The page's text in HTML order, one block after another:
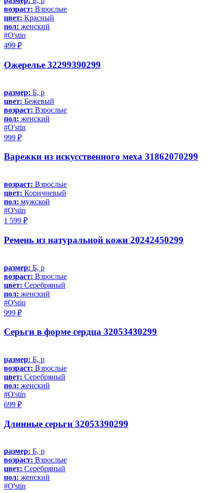
возраст: Взрослые
цвет: Красный
пол: женский
#O'stin
499 ₽
Ожерелье 32299390299
размер: Б, р
цвет: Бежевый
возраст: Взрослые
пол: женский
#O'stin
999 ₽
Варежки из искусственного меха 31862070299
возраст: Взрослые
цвет: Коричневый
пол: мужской
#O'stin
1 599 ₽
Ремень из натуральной кожи 20242450299
размер: Б, р
возраст: Взрослые
цвет: Серебряный
пол: женский
#O'stin
999 ₽
Серьги в форме сердца 32053430299
размер: Б, р
возраст: Взрослые
цвет: Серебряный
пол: женский
#O'stin
699 ₽
Длинные серьги 32053390299
размер: Б, р
возраст: Взрослые
цвет: Серебряный
пол: женский
#O'stin